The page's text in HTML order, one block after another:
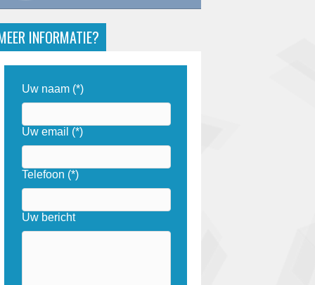
INFORMATIE?
Uw naam (*)
Uw email (*)
Telefoon (*)
Uw bericht